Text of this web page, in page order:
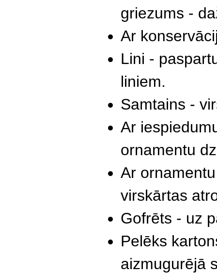
griezums -
Ar
Lini -
liniem.
Samtains -
Ar
ornamentu
Ar
virskārtas
Gofrēts - uz
Pelēks
aizmugurējā